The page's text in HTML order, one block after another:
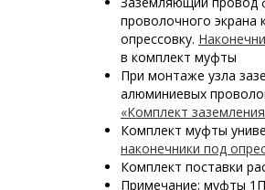
проволочного экрана
опрессовку.
в комплект муфты
При монтаже узла
алюминиевых
«Комплект
Комплект муфты
наконечники под
Комплект поставки
Примечание: муфты